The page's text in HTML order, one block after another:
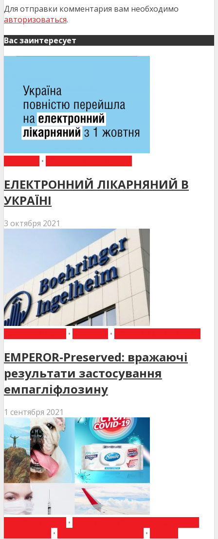
Для отправки комментария вам необходимо
авторизоваться.
Вас заинтересует
•
ЕЛЕКТРОННИЙ ЛІКАРНЯНИЙ В
УКРАЇНІ
3 октября 2021
• •
EMPEROR-Preserved: вражаючі
результати застосування
емпагліфлозину
1 сентября 2021
•
• •